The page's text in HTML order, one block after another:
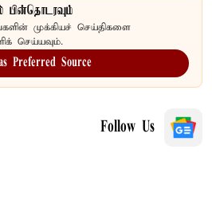
பின்தொடரவும்
முக்கியச் செய்திகளை
செய்யவும்.
Preferred Source
Follow Us